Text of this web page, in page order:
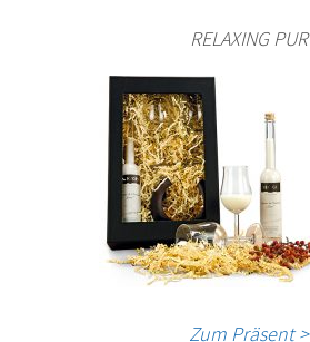
RELAXING PUR
Zum Präsent >